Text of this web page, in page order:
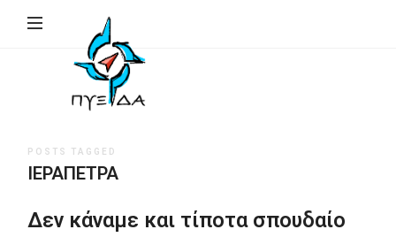
Ανάπτυξης
POSTS TAGGED
ΙΕΡΆΠΕΤΡΑ
Δεν κάναμε και τίποτα σπουδαίο